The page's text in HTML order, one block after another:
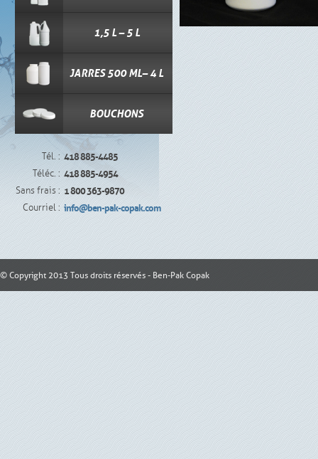
1,5 L – 5 L
JARRES 500 ML– 4 L
BOUCHONS
Tél. : 418 885-4485
Téléc. : 418 885-4954
Sans frais : 1 800 363-9870
Courriel : info@ben-pak-copak.com
© Copyright 2013 Tous droits réservés - Ben-Pak Copak